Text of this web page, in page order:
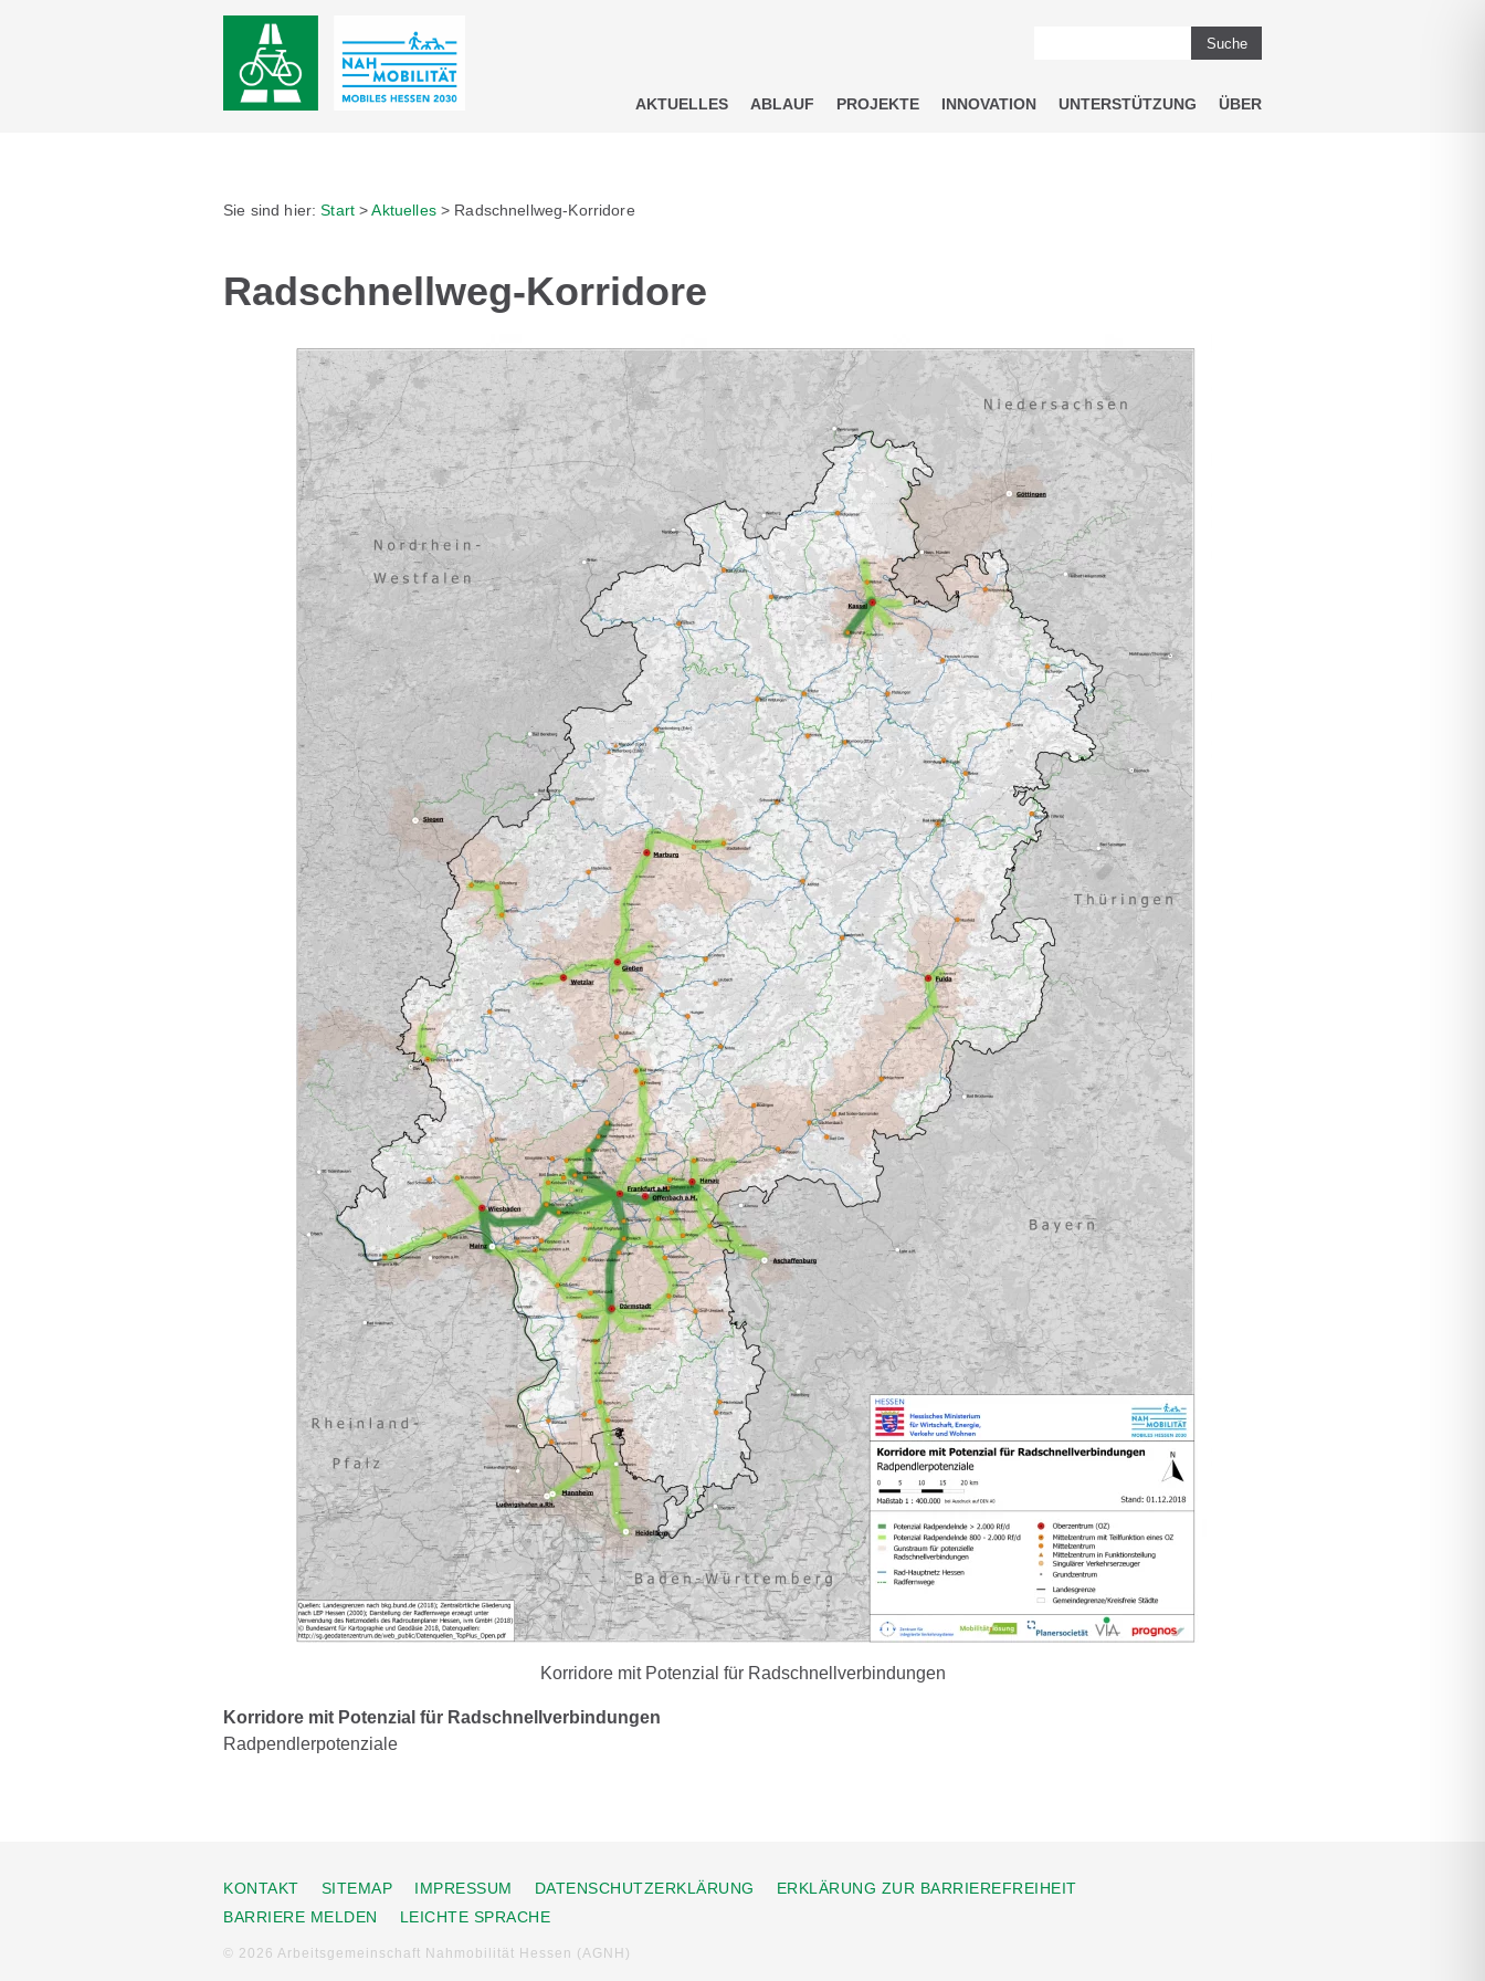
Suche
AKTUELLES ABLAUF PROJEKTE INNOVATION UNTERSTÜTZUNG ÜBER
Sie sind hier:Start >Aktuelles> Radschnellweg-Korridore
Radschnellweg-Korridore
Korridore mit Potenzial für Radschnellverbindungen
Korridore mit Potenzial für Radschnellverbindungen
Radpendlerpotenziale
KONTAKT SITEMAP IMPRESSUM DATENSCHUTZERKLÄRUNG
ERKLÄRUNG ZUR BARRIEREFREIHEIT
BARRIERE MELDEN
LEICHTE SPRACHE
© 2026 Arbeitsgemeinschaft Nahmobilität Hessen (AGNH)